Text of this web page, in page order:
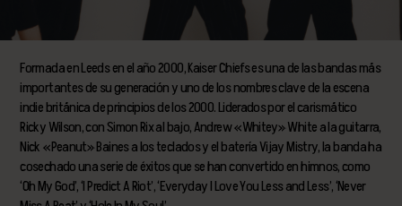
Formada en Leeds en el año 2000, Kaiser Chiefs es una de las bandas más
importantes de su generación y uno de los nombres clave de la escena
indie británica de principios de los 2000. Liderados por el carismático
Ricky Wilson, con Simon Rix al bajo, Andrew «Whitey» White a la guitarra,
Nick «Peanut» Baines a los teclados y el batería Vijay Mistry, la banda ha
cosechado una serie de éxitos que se han convertido en himnos, como
‘Oh My God’, ‘I Predict A Riot’, ‘Everyday I Love You Less and Less’, ‘Never